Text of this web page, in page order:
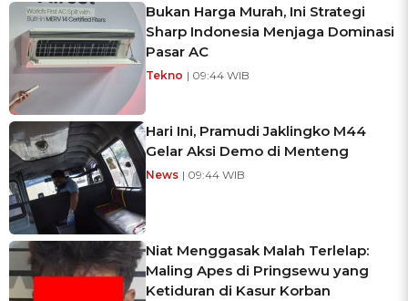
Bukan Harga Murah, Ini Strategi
Sharp Indonesia Menjaga Dominasi
Pasar AC
Tekno | 09:44 WIB
Hari Ini, Pramudi Jaklingko M44
Gelar Aksi Demo di Menteng
News | 09:44 WIB
Niat Menggasak Malah Terlelap:
Maling Apes di Pringsewu yang
Ketiduran di Kasur Korban